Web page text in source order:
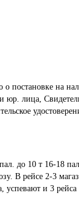
о постановке на
юр. лица,
до 10 т 16-18
В рейсе 2-3
успевают и 3 рейса